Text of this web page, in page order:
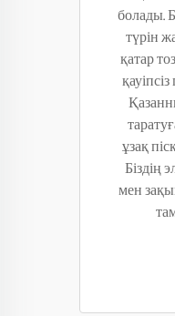
болады.
түрін
қатар
ұзақ
Біздің
мен